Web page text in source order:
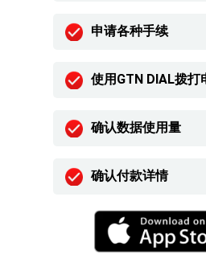
申请各种手续
使用GTN DIAL拨打
确认数据使用量
确认付款详情